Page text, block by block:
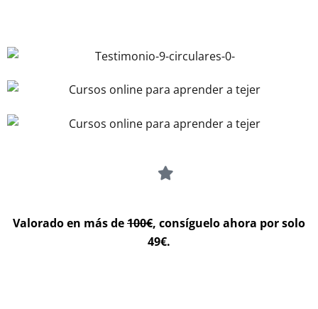
Valorado en más de100€, consíguelo ahora por solo
49€.